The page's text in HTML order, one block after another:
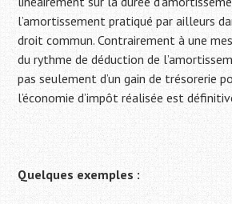
l’amortissement pratiqué par ailleurs
droit commun. Contrairement à une
du rythme de déduction de
pas seulement d’un gain de trésorerie
l’économie d’impôt réalisée est
Quelques exemples :